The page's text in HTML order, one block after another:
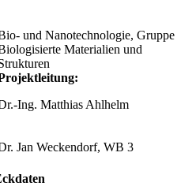
und Nanotechnologie, Gruppe
Materialien und
Ing. Matthias Ahlhelm
Jan Weckendorf, WB 3